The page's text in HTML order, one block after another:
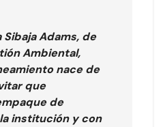
Sibaja Adams, de
Ambiental,
nace de
que
de
institución y con